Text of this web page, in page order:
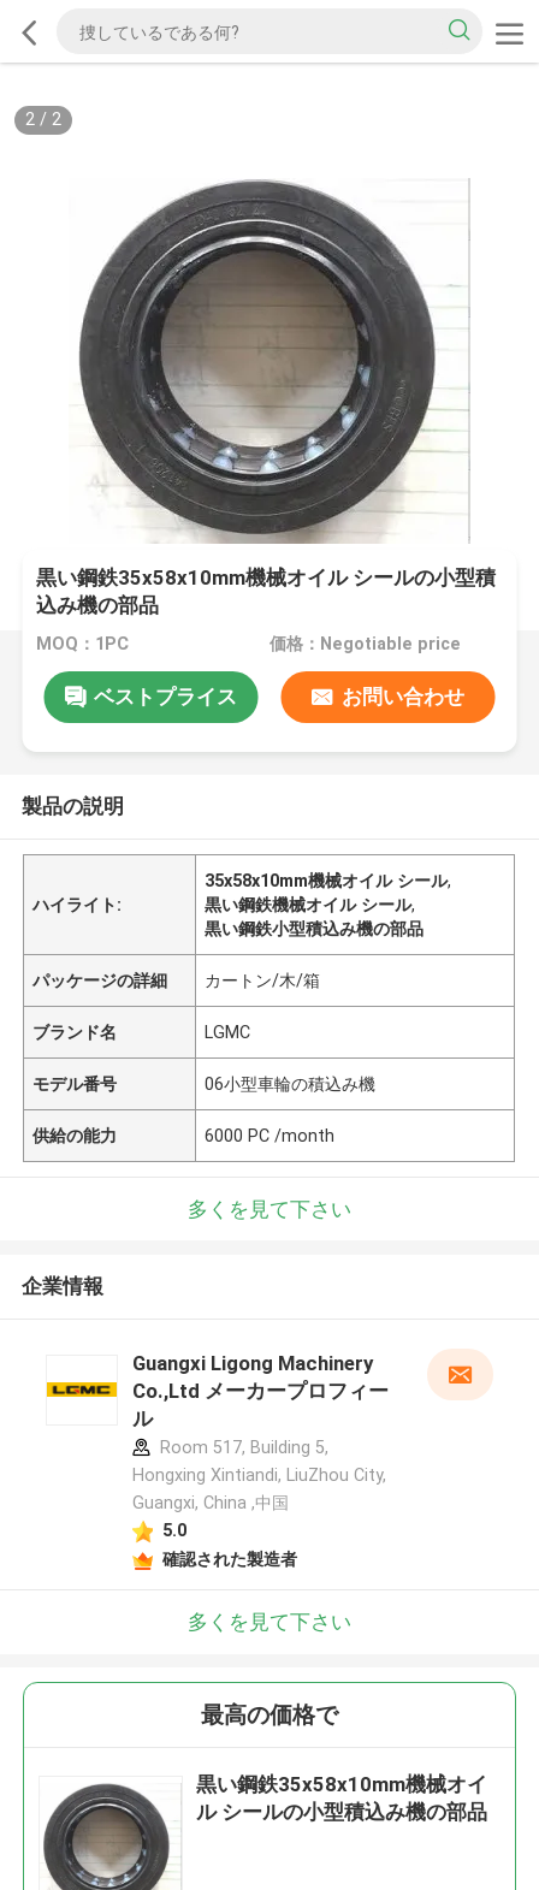
2/ 2
黒い鋼鉄35x58x10mm機械オイル シールの小型積
込み機の部品
MOQ：1PC 価格：Negotiable price
ベストプライス お問い合わせ
製品の説明
ハイライト:
35x58x10mm機械オイル シール,
黒い鋼鉄機械オイル シール,
黒い鋼鉄小型積込み機の部品
パッケージの詳細 カートン/木/箱
ブランド名 LGMC
モデル番号 06小型車輪の積込み機
供給の能力 6000 PC /month
多くを見て下さい
企業情報
Guangxi Ligong Machinery
Co.,Ltd メーカープロフィー
ル
Room 517, Building 5,
Hongxing Xintiandi, LiuZhou City,
Guangxi, China ,中国
5.0
確認された製造者
多くを見て下さい
最高の価格で
黒い鋼鉄35x58x10mm機械オイ
ル シールの小型積込み機の部品